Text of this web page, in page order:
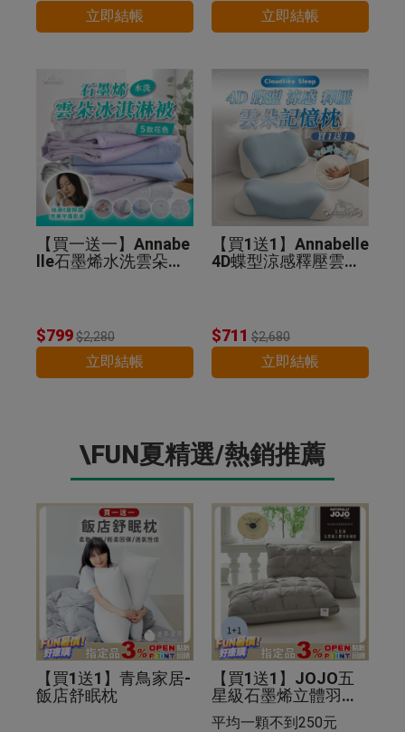
立即結帳 立即結帳
【買一送一】Annabe
lle石墨烯水洗雲朵冰
$799$2,280
立即結帳
【買1送1】Annabelle
4D蝶型涼感釋壓雲朵
$711 $2,680
立即結帳
\FUN夏精選/熱銷推薦
【買1送1】青鳥家居-
飯店舒眠枕
【買1送1】JOJO五
星級石墨烯立體羽絲
絨枕(紐花枕)
平均一顆不到250元